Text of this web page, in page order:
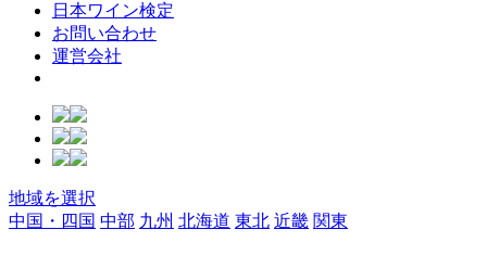
日本ワイン検定
お問い合わせ
運営会社
地域を選択
中国・四国 中部 九州 北海道 東北 近畿 関東